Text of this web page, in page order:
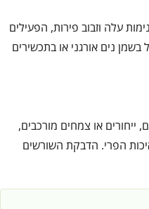
עלה וזבוב פירות, הפעילים
נים אורגני או בתכשירים
ייחורים או צמחים מורכבים,
הפרי. הדבקת השורשים